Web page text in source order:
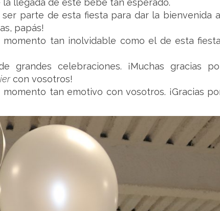
llegada de este bebé tan esperado.
parte de esta fiesta para dar la bienvenida
papás!
tan inolvidable como el de esta
grandes celebraciones. ¡Muchas gracias
con vosotros!
tan emotivo con vosotros. ¡Gracias